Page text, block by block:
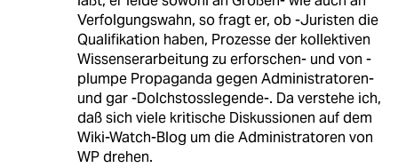
Verfolgungswahn, so fragt er, ob -Juristen die
Qualifikation haben, Prozesse der kollektiven
Wissenserarbeitung zu erforschen- und von -
plumpe Propaganda gegen Administratoren-
und gar -Dolchstosslegende-. Da verstehe ich,
daß sich viele kritische Diskussionen auf dem
Wiki-Watch-Blog um die Administratoren von
WP drehen.